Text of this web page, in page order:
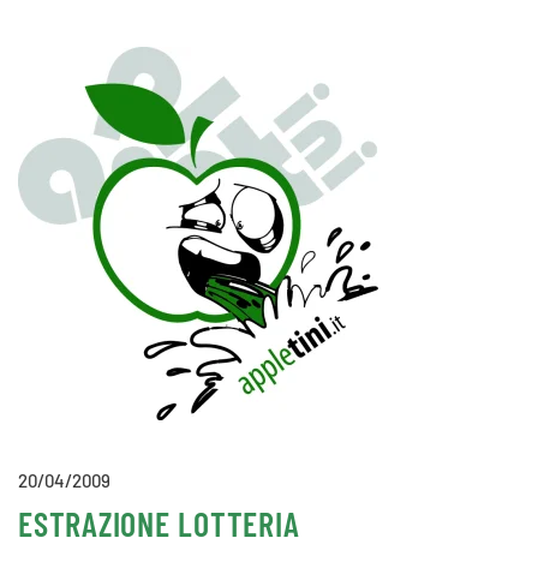
20/04/2009
ESTRAZIONE LOTTERIA